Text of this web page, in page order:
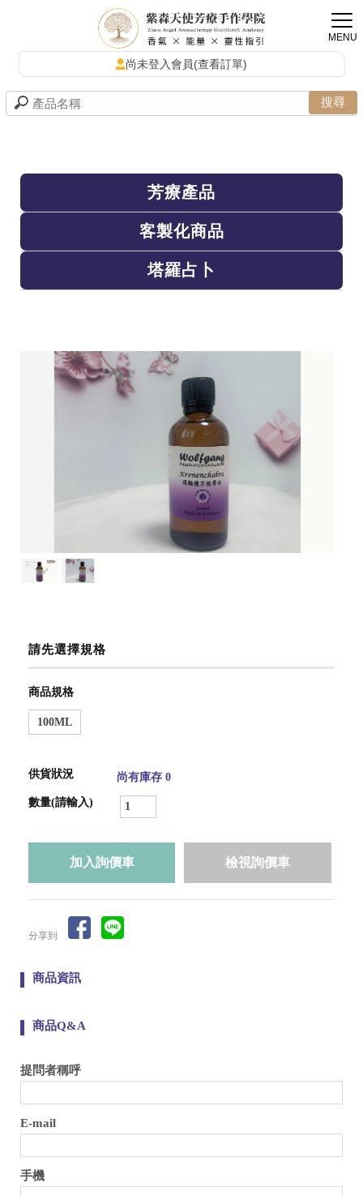
尚未登入會員(查看訂單)
芳療產品
客製化商品
塔羅占卜
請先選擇規格
商品規格
100ML
供貨狀況 尚有庫存 0
數量(請輸入)
檢視詢價車
分享到
商品資訊
商品Q&A
提問者稱呼
E-mail
手機